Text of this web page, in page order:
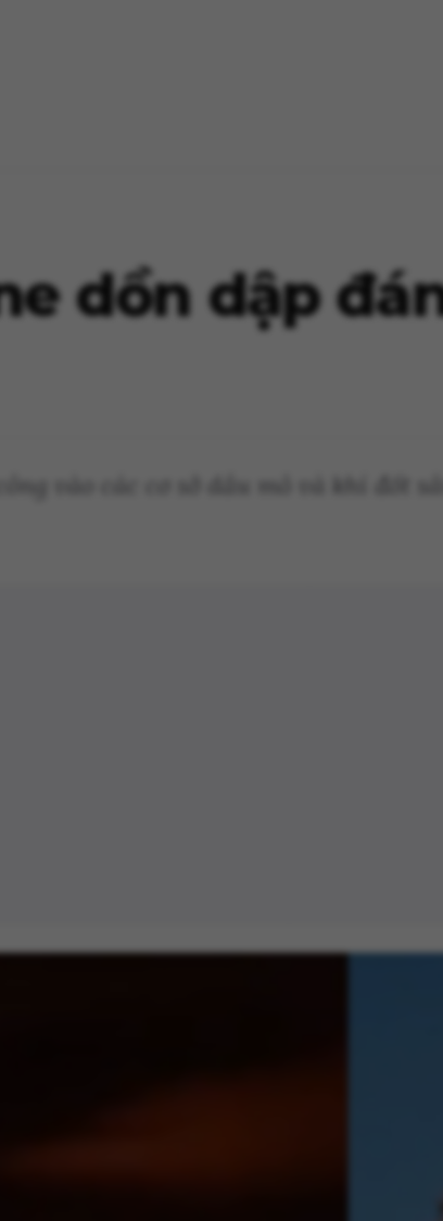
dồn dập
vào các cơ sở dầu mỏ và khí đốt